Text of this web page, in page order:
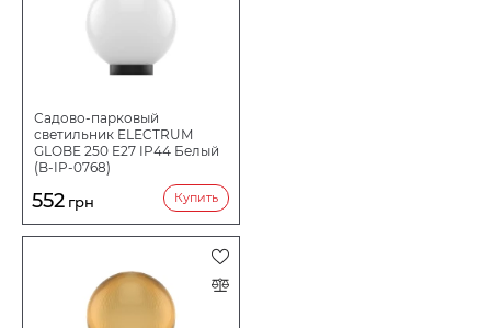
Садово-парковый
светильник ELECTRUM
GLOBE 250 E27 IP44 Белый
(B-IP-0768)
552 грн Купить